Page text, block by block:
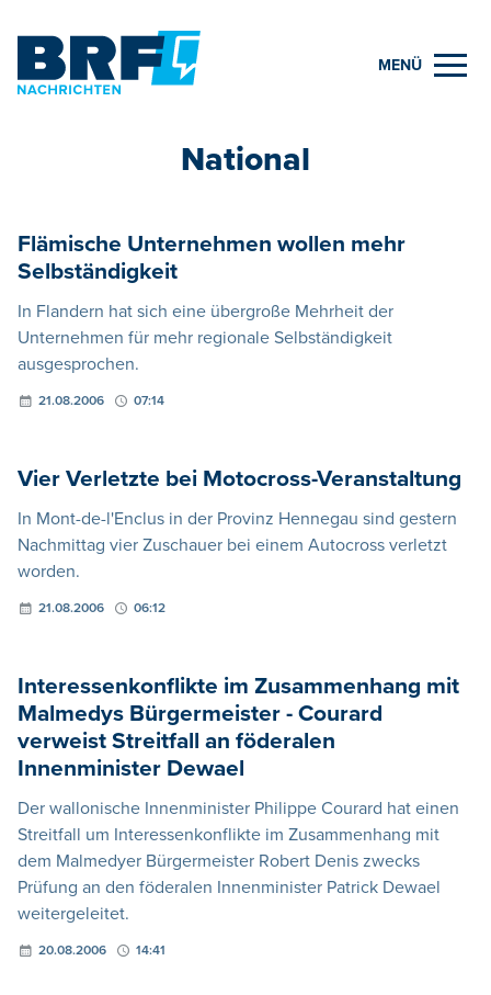
MENÜ
National
Flämische Unternehmen wollen mehr
Selbständigkeit
In Flandern hat sich eine übergroße Mehrheit der
Unternehmen für mehr regionale Selbständigkeit
ausgesprochen.
21.08.2006 07:14
Vier Verletzte bei Motocross-Veranstaltung
In Mont-de-l'Enclus in der Provinz Hennegau sind gestern
Nachmittag vier Zuschauer bei einem Autocross verletzt
worden.
21.08.2006 06:12
Interessenkonflikte im Zusammenhang mit
Malmedys Bürgermeister - Courard
verweist Streitfall an föderalen
Innenminister Dewael
Der wallonische Innenminister Philippe Courard hat einen
Streitfall um Interessenkonflikte im Zusammenhang mit
dem Malmedyer Bürgermeister Robert Denis zwecks
Prüfung an den föderalen Innenminister Patrick Dewael
weitergeleitet.
20.08.2006 14:41